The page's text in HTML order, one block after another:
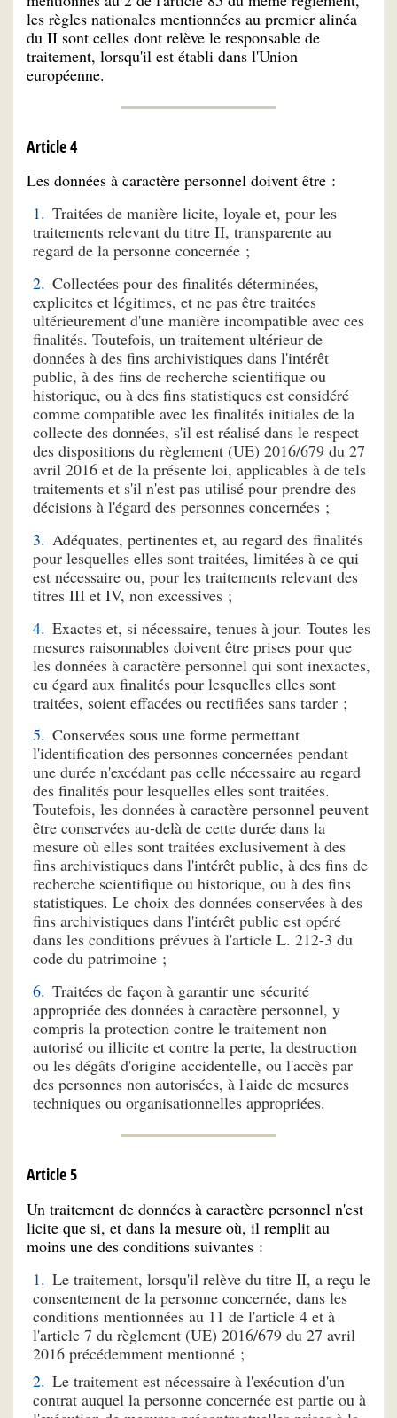
les règles nationales mentionnées au premier alinéa
du II sont celles dont relève le responsable de
traitement, lorsqu'il est établi dans l'Union
européenne.
Article 4
Les données à caractère personnel doivent être :
Traitées de manière licite, loyale et, pour les
traitements relevant du titre II, transparente au
regard de la personne concernée ;
Collectées pour des finalités déterminées,
explicites et légitimes, et ne pas être traitées
ultérieurement d'une manière incompatible avec ces
finalités. Toutefois, un traitement ultérieur de
données à des fins archivistiques dans l'intérêt
public, à des fins de recherche scientifique ou
historique, ou à des fins statistiques est considéré
comme compatible avec les finalités initiales de la
collecte des données, s'il est réalisé dans le respect
des dispositions du règlement (UE) 2016/679 du 27
avril 2016 et de la présente loi, applicables à de tels
traitements et s'il n'est pas utilisé pour prendre des
décisions à l'égard des personnes concernées ;
Adéquates, pertinentes et, au regard des finalités
pour lesquelles elles sont traitées, limitées à ce qui
est nécessaire ou, pour les traitements relevant des
titres III et IV, non excessives ;
Exactes et, si nécessaire, tenues à jour. Toutes les
mesures raisonnables doivent être prises pour que
les données à caractère personnel qui sont inexactes,
eu égard aux finalités pour lesquelles elles sont
traitées, soient effacées ou rectifiées sans tarder ;
Conservées sous une forme permettant
l'identification des personnes concernées pendant
une durée n'excédant pas celle nécessaire au regard
des finalités pour lesquelles elles sont traitées.
Toutefois, les données à caractère personnel peuvent
être conservées au-delà de cette durée dans la
mesure où elles sont traitées exclusivement à des
fins archivistiques dans l'intérêt public, à des fins de
recherche scientifique ou historique, ou à des fins
statistiques. Le choix des données conservées à des
fins archivistiques dans l'intérêt public est opéré
dans les conditions prévues à l'article L. 212-3 du
code du patrimoine ;
Traitées de façon à garantir une sécurité
appropriée des données à caractère personnel, y
compris la protection contre le traitement non
autorisé ou illicite et contre la perte, la destruction
ou les dégâts d'origine accidentelle, ou l'accès par
des personnes non autorisées, à l'aide de mesures
techniques ou organisationnelles appropriées.
Article 5
Un traitement de données à caractère personnel n'est
licite que si, et dans la mesure où, il remplit au
moins une des conditions suivantes :
Le traitement, lorsqu'il relève du titre II, a reçu le
consentement de la personne concernée, dans les
conditions mentionnées au 11 de l'article 4 et à
l'article 7 du règlement (UE) 2016/679 du 27 avril
2016 précédemment mentionné ;
Le traitement est nécessaire à l'exécution d'un
contrat auquel la personne concernée est partie ou à